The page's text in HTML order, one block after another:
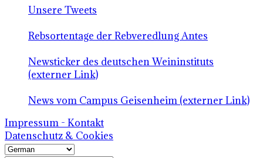
Unsere Tweets
Rebsortentage der Rebveredlung Antes
Newsticker des deutschen Weininstituts
(externer Link)
News vom Campus Geisenheim (externer Link)
Impressum - Kontakt
Datenschutz & Cookies